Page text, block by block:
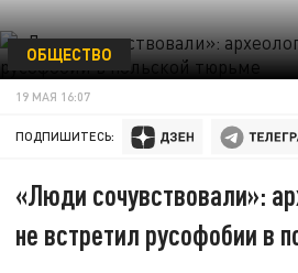
ОБЩЕСТВО
19 МАЯ 16:07
ПОДПИШИТЕСЬ:
«Люди сочувствовали»:
не встретил русофобии в